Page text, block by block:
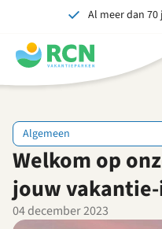
hoofdnavigatie
hoofdinhoud
voettekstinhoud
Al meer dan
Als je bij RCN boekt,
De beste
Exclusieve
Persoonlijk contact
Algemeen
Welkom op
jouw
04 december 2023